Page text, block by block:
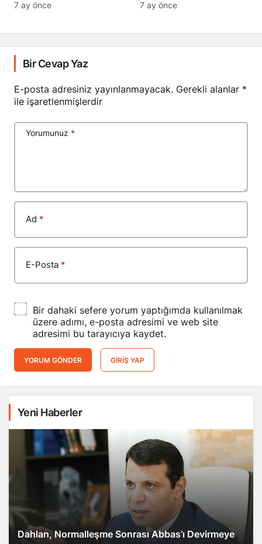
7 ay önce Geçti
7 ay önce
Bir Cevap Yaz
E-posta adresiniz yayınlanmayacak. Gerekli alanlar *
ile işaretlenmişlerdir
Yorumunuz *
Ad *
E-Posta *
Bir dahaki sefere yorum yaptığımda kullanılmak
üzere adımı, e-posta adresimi ve web site
adresimi bu tarayıcıya kaydet.
YORUM GÖNDER GIRIŞ YAP
Yeni Haberler
Dahlan, Normalleşme Sonrası Abbas’ı Devirmeye